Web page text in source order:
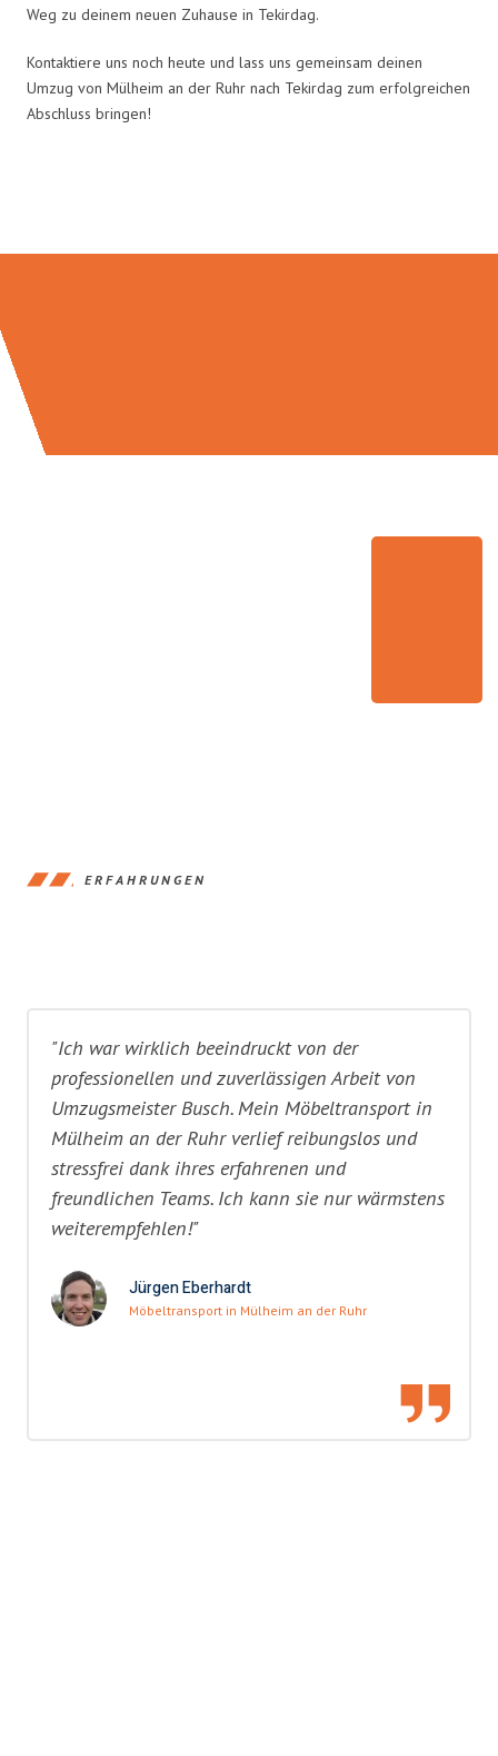
Weg zu deinem neuen Zuhause in Tekirdag.
Kontaktiere uns noch heute und lass uns gemeinsam deinen
Umzug von Mülheim an der Ruhr nach Tekirdag zum erfolgreichen
Abschluss bringen!
ERFAHRUNGEN
"Ich war wirklich beeindruckt von der
professionellen und zuverlässigen Arbeit von
Umzugsmeister Busch. Mein Möbeltransport in
Mülheim an der Ruhr verlief reibungslos und
stressfrei dank ihres erfahrenen und
freundlichen Teams. Ich kann sie nur wärmstens
weiterempfehlen!"
Jürgen Eberhardt
Möbeltransport in Mülheim an der Ruhr